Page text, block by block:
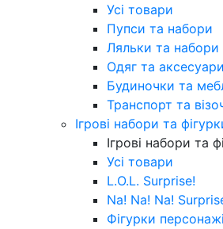
Усі товари
Пупси та набори
Ляльки та набори
Одяг та аксесуари
Будиночки та
Транспорт та
Ігрові набори та
Ігрові набори та
Усі товари
L.O.L. Surprise!
Na! Na! Na!
Фігурки